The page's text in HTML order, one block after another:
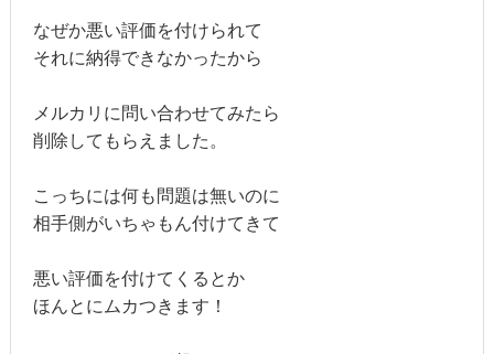
なぜか悪い評価を付けられて
それに納得できなかったから
メルカリに問い合わせてみたら
削除してもらえました。
こっちには何も問題は無いのに
相手側がいちゃもん付けてきて
悪い評価を付けてくるとか
ほんとにムカつきます！